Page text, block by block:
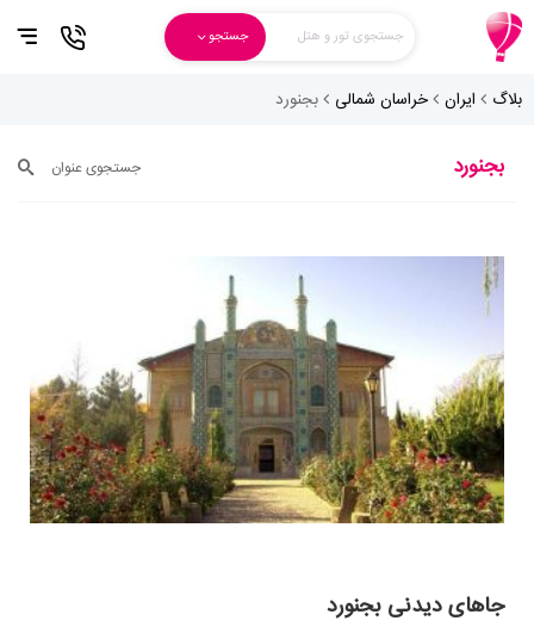
جستجوی تور و هتل جستجو
بلاگ ایران خراسان شمالی بجنورد
بجنورد جستجوی عنوان
جاهای دیدنی بجنورد